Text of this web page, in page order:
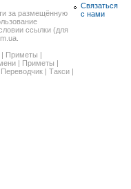
за размещённую
ссылки (для
| Приметы |
| Приметы |
Переводчик | Такси |
Связаться
с нами